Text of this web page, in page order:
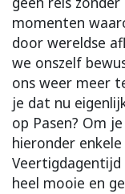
momenten
door wereldse
we onszelf
ons weer meer
je dat nu
op Pasen? Om
hieronder
Veertigdagentijd
heel mooie en